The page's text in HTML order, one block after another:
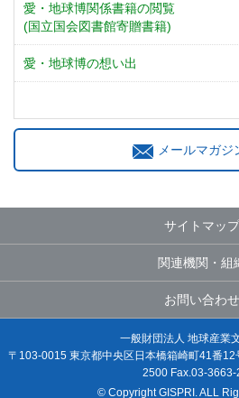
愛・地球博関係書籍の閲覧
(国立国会図書館寄贈書籍)
愛・地球博の想い出
メールマガジ
サイトマップ
関連機関・組
お問い合わせ
一般財団法人 地球産業
〒103-0015 東京都中央区日本橋箱崎町41番
2500 Fax.03-3663-
© Copyright GISPRI. ALL